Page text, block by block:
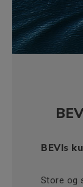
BEVIs
Store og